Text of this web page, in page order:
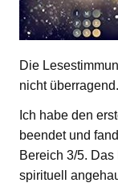
Die
nicht überragend.
Ich habe den
beendet und
Bereich 3/5.
spirituell